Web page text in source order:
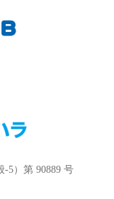
5）第 90889 号